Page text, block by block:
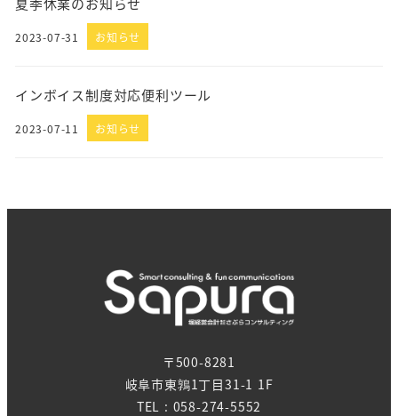
2023-07-31 お知らせ
インボイス制度対応便利ツール
2023-07-11 お知らせ
〒500-8281
岐阜市東鶉1丁目31-1 1F
TEL : 058-274-5552